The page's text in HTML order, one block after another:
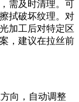
需及时清理。可
拭破坏纹理。对
加工后对特定区
，建议在拉丝前
向，自动调整